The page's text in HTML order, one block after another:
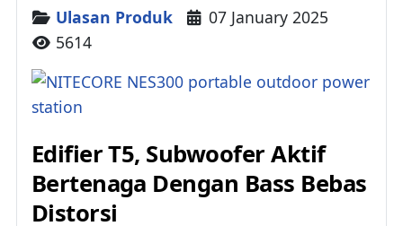
Details
Ulasan Produk
07 January 2025
5614
Edifier T5, Subwoofer Aktif
Bertenaga Dengan Bass Bebas
Distorsi